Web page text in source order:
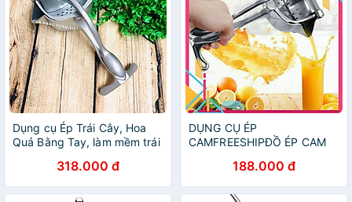
Dụng cụ Ép Trái Cây, Hoa
Quả Bằng Tay, làm mềm trái
Dày SIÊU ĐẸP318.000 đ
DỤNG CỤ ÉP
CAMFREESHIPĐỒ ÉP CAM
LỢI ĐA NĂNG188.000 đ